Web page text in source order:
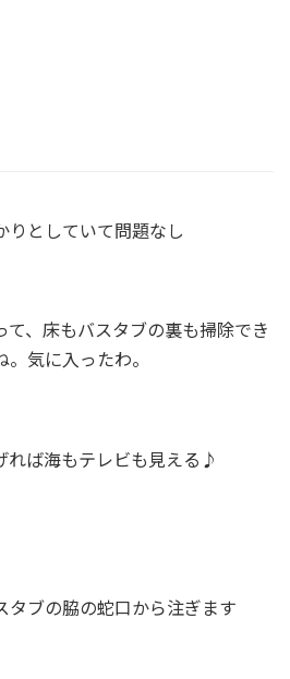
りとしていて問題なし
、床もバスタブの裏も掃除でき
気に入ったわ。
れば海もテレビも見える♪
タブの脇の蛇口から注ぎます